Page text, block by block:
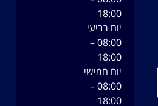
18:00
יום רביעי
08:00 –
18:00
יום חמישי
08:00 –
18:00